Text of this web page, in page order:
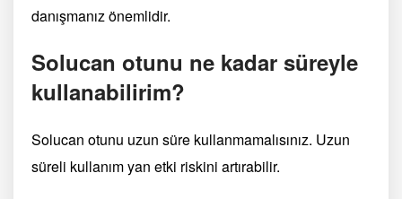
danışmanız önemlidir.
Solucan otunu ne kadar süreyle
kullanabilirim?
Solucan otunu uzun süre kullanmamalısınız. Uzun
süreli kullanım yan etki riskini artırabilir.